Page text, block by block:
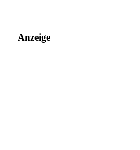
Anzeige